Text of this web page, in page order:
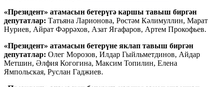
«Президент» атамасын бетерүгә каршы тавыш биргән
депутатлар: Татьяна Ларионова, Рөстәм Кәлимуллин, Марат
Нуриев, Айрат Фәррәхов, Азат Ягафаров, Артем Прокофьев.
«Президент» атамасын бетерүне яклап тавыш биргән
депутатлар: Олег Морозов, Илдар Гыйльметдинов, Айдар
Метшин, Әлфия Когогина, Максим Топилин, Елена
Ямпольская, Руслан Гаджиев.